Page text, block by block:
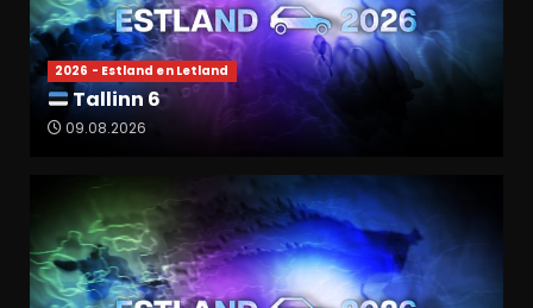
2026 - Estland en Letland
Tallinn 6
09.08.2026